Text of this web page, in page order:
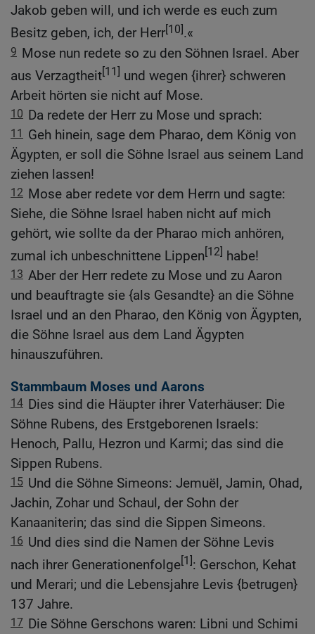
Jakob geben will, und ich werde es euch zum
Besitz geben, ich, der Herr[10].«
9 Mose nun redete so zu den Söhnen Israel. Aber
aus Verzagtheit[11] und wegen {ihrer} schweren
Arbeit hörten sie nicht auf Mose.
10 Da redete der Herr zu Mose und sprach:
11 Geh hinein, sage dem Pharao, dem König von
Ägypten, er soll die Söhne Israel aus seinem Land
ziehen lassen!
12 Mose aber redete vor dem Herrn und sagte:
Siehe, die Söhne Israel haben nicht auf mich
gehört, wie sollte da der Pharao mich anhören,
zumal ich unbeschnittene Lippen[12] habe!
13 Aber der Herr redete zu Mose und zu Aaron
und beauftragte sie {als Gesandte} an die Söhne
Israel und an den Pharao, den König von Ägypten,
die Söhne Israel aus dem Land Ägypten
hinauszuführen.
Stammbaum Moses und Aarons
14 Dies sind die Häupter ihrer Vaterhäuser: Die
Söhne Rubens, des Erstgeborenen Israels:
Henoch, Pallu, Hezron und Karmi; das sind die
Sippen Rubens.
15 Und die Söhne Simeons: Jemuël, Jamin, Ohad,
Jachin, Zohar und Schaul, der Sohn der
Kanaaniterin; das sind die Sippen Simeons.
16 Und dies sind die Namen der Söhne Levis
nach ihrer Generationenfolge[1]: Gerschon, Kehat
und Merari; und die Lebensjahre Levis {betrugen}
137 Jahre.
17 Die Söhne Gerschons waren: Libni und Schimi